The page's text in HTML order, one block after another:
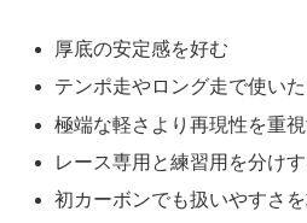
厚底の安定感を好む
テンポ走やロング走で使い
極端な軽さより再現性を重
レース専用と練習用を分け
初カーボンでも扱いやすさ